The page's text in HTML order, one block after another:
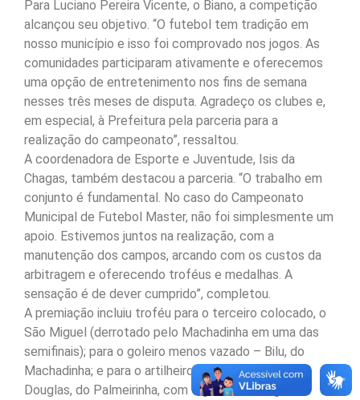
Para Luciano Pereira Vicente, o Biano, a competição
alcançou seu objetivo. “O futebol tem tradição em
nosso município e isso foi comprovado nos jogos. As
comunidades participaram ativamente e oferecemos
uma opção de entretenimento nos fins de semana
nesses três meses de disputa. Agradeço os clubes e,
em especial, à Prefeitura pela parceria para a
realização do campeonato”, ressaltou.
A coordenadora de Esporte e Juventude, Isis da
Chagas, também destacou a parceria. “O trabalho em
conjunto é fundamental. No caso do Campeonato
Municipal de Futebol Master, não foi simplesmente um
apoio. Estivemos juntos na realização, com a
manutenção dos campos, arcando com os custos da
arbitragem e oferecendo troféus e medalhas. A
sensação é de dever cumprido”, completou.
A premiação incluiu troféu para o terceiro colocado, o
São Miguel (derrotado pelo Machadinha em uma das
semifinais); para o goleiro menos vazado – Bilu, do
Machadinha; e para o artilheiro do campeonato –
Douglas, do Palmeirinha, com 9 gols. A entrega dos